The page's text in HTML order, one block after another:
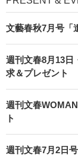
文藝春秋7月号「
週刊文春8月13日
求＆プレゼント
週刊文春
ト
週刊文春7月2日